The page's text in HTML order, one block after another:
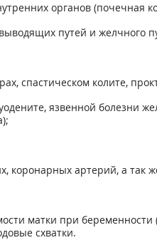
органов (почечная
путей и желчного
спастическом колите,
язвенной болезни
коронарных артерий, а
матки при
схватки.